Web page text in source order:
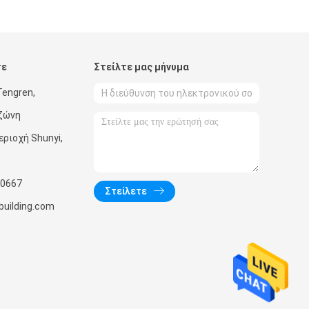
Shunyi,
Στείλτε μας μήνυμα
Στείλετε